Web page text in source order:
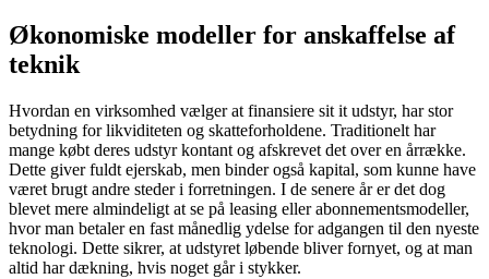
Økonomiske modeller for anskaffelse af
teknik
Hvordan en virksomhed vælger at finansiere sit it udstyr, har stor
betydning for likviditeten og skatteforholdene. Traditionelt har
mange købt deres udstyr kontant og afskrevet det over en årrække.
Dette giver fuldt ejerskab, men binder også kapital, som kunne have
været brugt andre steder i forretningen. I de senere år er det dog
blevet mere almindeligt at se på leasing eller abonnementsmodeller,
hvor man betaler en fast månedlig ydelse for adgangen til den nyeste
teknologi. Dette sikrer, at udstyret løbende bliver fornyet, og at man
altid har dækning, hvis noget går i stykker.